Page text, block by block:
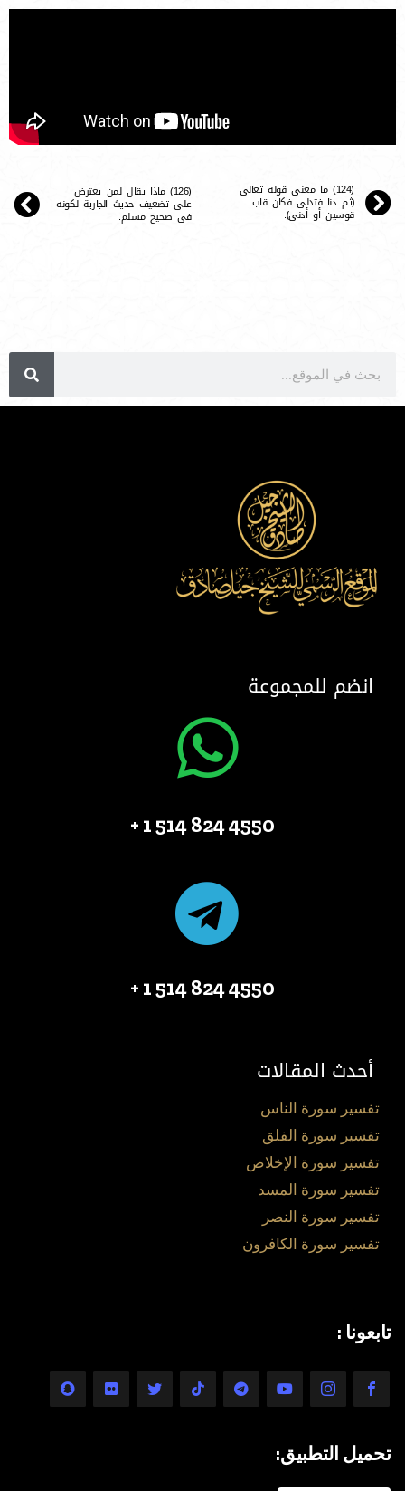
(124) ما معنى قوله تعالى
﴿ثم دنا فتدلى فكان قاب
قوسين أو أدنى﴾.
(126) ماذا يقال لمن يعترض
على تضعيف حديث الجارية لكونه
فى صحيح مسلم.
انضم للمجموعة
4550 824 514 1 +
4550 824 514 1 +
أحدث المقالات
تفسير سورة الناس
تفسير سورة الفلق
تفسير سورة الإخلاص
تفسير سورة المسد
تفسير سورة النصر
تفسير سورة الكافرون
تابعونا :
تحميل التطبيق: